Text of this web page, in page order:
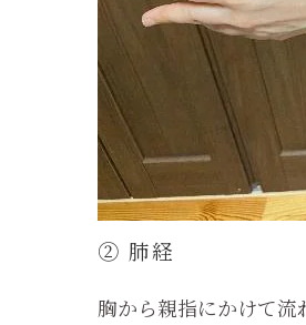
② 肺経
胸から親指にかけて